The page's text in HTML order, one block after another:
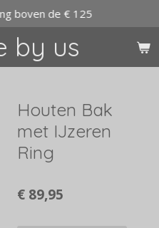
by us
boven de € 125
Houten Bak
met IJzeren
Ring
€ 89,95